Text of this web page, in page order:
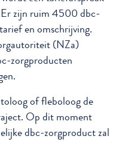
Er zijn ruim 4500 dbc-
en omschrijving.
(NZa)
zorgproducten
of fleboloog de
Op dit moment
dbc-zorgproduct zal